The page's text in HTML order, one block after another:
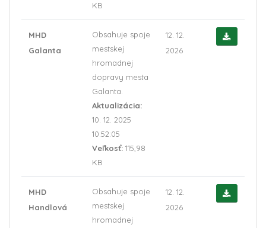
KB
MHD
Galanta
Obsahuje spoje
mestskej
hromadnej
dopravy mesta
Galanta.
Aktualizácia:
10. 12. 2025
10:52:05
Veľkosť: 115,98
KB
12. 12.
2026
MHD
Handlová
Obsahuje spoje
mestskej
hromadnej
12. 12.
2026